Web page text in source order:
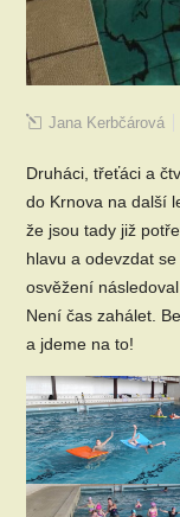
Jana Kerbčárová
Druháci, třeťáci a
do Krnova na další
že jsou tady již
hlavu a odevzdat
osvěžení
Není čas zahálet.
a jdeme na to!